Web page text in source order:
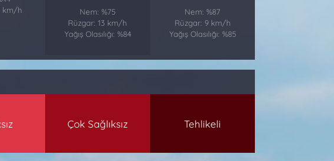
km/h
Nem: %75
Rüzgar: 13 km/h
Yağış Olasılığı: %84
Nem: %87
Rüzgar: 9 km/h
Yağış Olasılığı: %85
Çok Sağlıksız Tehlikeli